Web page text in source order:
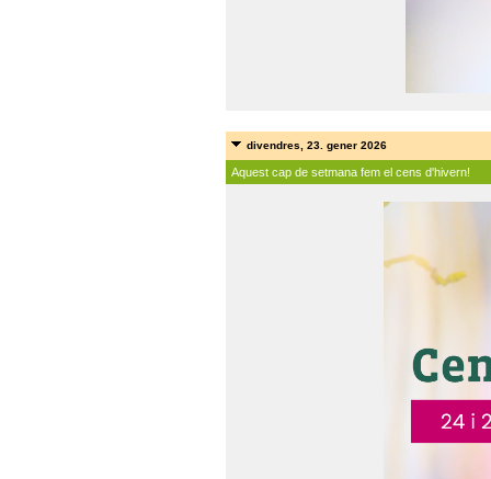
divendres, 23. gener 2026
Aquest cap de setmana fem el cens d'hivern!